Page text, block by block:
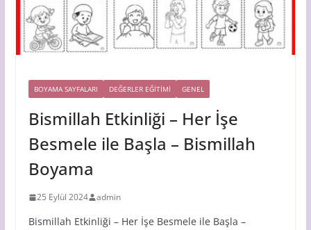
BOYAMA SAYFALARI DEĞERLER EĞİTİMİ GENEL
Bismillah Etkinliği – Her İşe
Besmele ile Başla – Bismillah
Boyama
25 Eylül 2024 admin
Bismillah Etkinliği – Her İşe Besmele ile Başla –